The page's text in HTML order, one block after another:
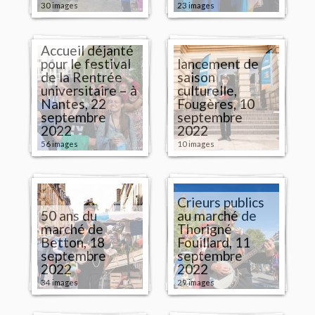
30 images 23 images
Accueil déjanté
pour le festival
de la Rentrée
universitaire – à
Nantes, 22
septembre
2022
56 images
lancement de
saison
culturelle,
Fougères, 10
septembre
2022
10 images
50 ans du
marché de
Betton, 18
septembre
2022
34 images
Crieurs publics
au marché de
Thorigné
Fouillard, 11
septembre
2022
29 images
Visite guidée